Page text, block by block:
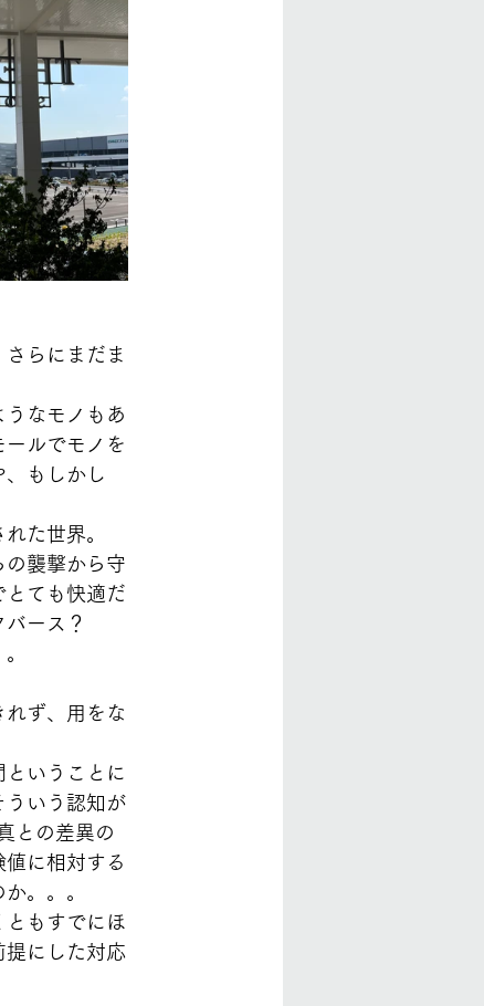
らにまだま
なモノもあ
ルでモノを
もしかし
た世界。
の襲撃から守
とても快適だ
ース？
ず、用をな
いうことに
ういう認知が
との差異の
に相対する
。。。
もすでにほ
提にした対応